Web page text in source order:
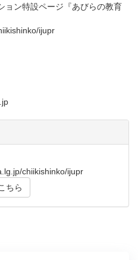
ン特設ページ『あびらの教育
ijupr
chiikishinko/ijupr
ちら